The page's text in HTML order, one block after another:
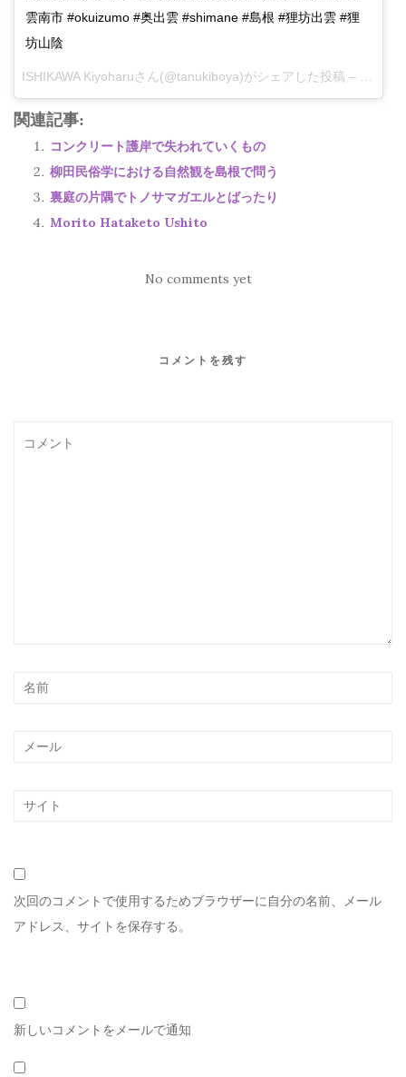
雲南市 #okuizumo #奥出雲 #shimane #島根 #狸坊出雲 #狸
坊山陰
ISHIKAWA Kiyoharuさん(@tanukiboya)がシェアした投稿 –
関連記事:
コンクリート護岸で失われていくもの
柳田民俗学における自然観を島根で問う
裏庭の片隅でトノサマガエルとばったり
Morito Hataketo Ushito
No comments yet
コメントを残す
次回のコメントで使用するためブラウザーに自分の名前、メール
アドレス、サイトを保存する。
新しいコメントをメールで通知